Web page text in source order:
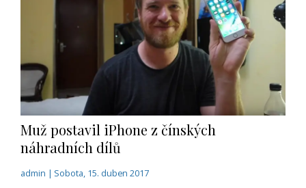
Muž postavil iPhone z čínských
náhradních dílů
admin | Sobota, 15. duben 2017